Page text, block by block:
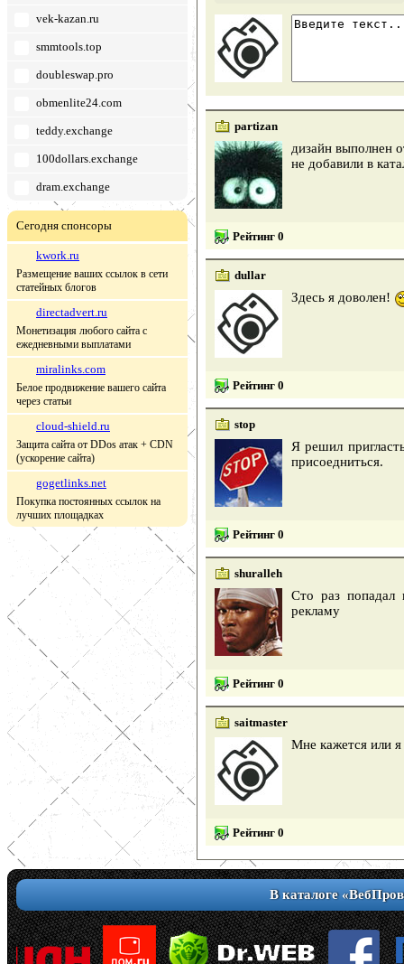
vek-kazan.ru
smmtools.top
doubleswap.pro
obmenlite24.com
teddy.exchange
100dollars.exchange
dram.exchange
Сегодня спонсоры
kwork.ru
Размещение ваших ссылок в сети
статейных блогов
directadvert.ru
Монетизация любого сайта с
ежедневными выплатами
miralinks.com
Белое продвижение вашего сайта
через статьи
cloud-shield.ru
Защита сайта от DDos атак + CDN
(ускорение сайта)
gogetlinks.net
Покупка постоянных ссылок на
лучших площадках
partizan
дизайн выполнен
не добавили в
Рейтинг 0
dullar
Здесь я доволен!
Рейтинг 0
stop
Я решил
присоедниться.
Рейтинг 0
shuralleh
Сто раз попадал
рекламу
Рейтинг 0
saitmaster
Мне кажется или я
Рейтинг 0
В каталоге